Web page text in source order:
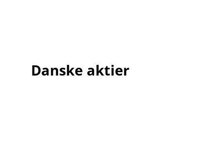
Danske aktier